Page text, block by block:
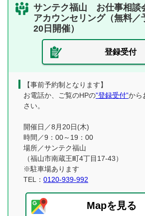
サンテク福山 お仕事相談
アカウンセリング（無料／
20日開催）
登録受付
【事前予約制となります】
お電話か、ご覧のHPの”登録受付”から
さい。
開催日／8月20日(木)
時間／9：00～19：00
場所／サンテク福山
（福山市南蔵王町4丁目17-43）
※駐車場あります
TEL： 0120-939-992
Mapを見る